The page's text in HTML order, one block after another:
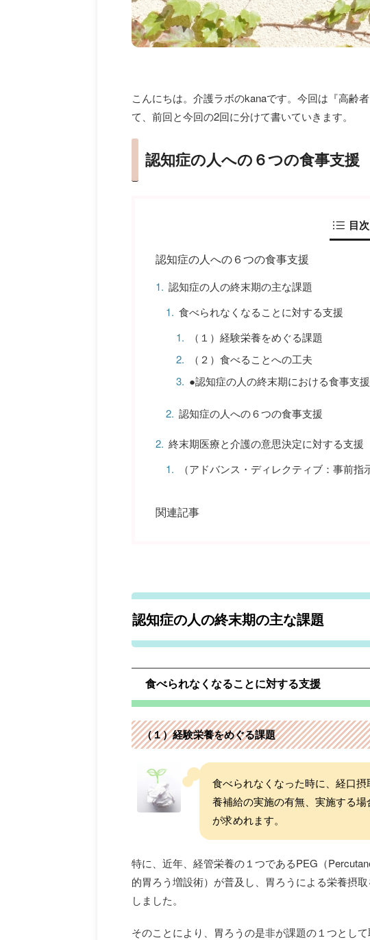
こんにちは。介護ラボのkanaです。今回は『高齢
て、前回と今回の2回に分けて書いていきます。
認知症の人への６つの食事支援
目次
認知症の人への６つの食事支援
認知症の人の終末期の主な課題
食べられなくなることに対する支援
（１）経験栄養をめぐる課題
（２）食べることへの工夫
●認知症の人の終末期における食事支援
認知症の人への６つの食事支援
終末期医療と介護の意思決定に対する支援
（アドバンス・ディレクティブ：事前指
関連記事
認知症の人の終末期の主な課題
食べられなくなることに対する支援
（１）経験栄養をめぐる課題
食べられなくなった時に、経口
養補給の実施の有無、実施する
が求めれます。
特に、近年、経管栄養の１つであるPEG（
的胃ろう増設術）が普及し、胃ろうによる栄養摂
しました。
そのことにより、胃ろうの是非が課題の１つとし